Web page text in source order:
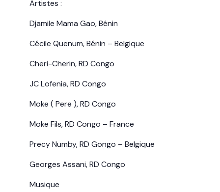
Artistes :
Djamile Mama Gao, Bénin
Cécile Quenum, Bénin – Belgique
Cheri-Cherin, RD Congo
JC Lofenia, RD Congo
Moke ( Pere ), RD Congo
Moke Fils, RD Congo – France
Precy Numby, RD Gongo – Belgique
Georges Assani, RD Congo
Musique